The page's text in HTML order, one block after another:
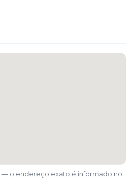
— o endereço exato é informado no